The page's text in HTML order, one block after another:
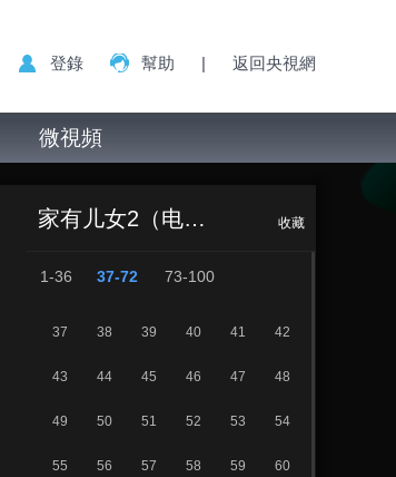
登錄 幫助 | 返回央視網
微視頻
家有儿女2（电视剧） 收藏
1-36 37-72 73-100
37 38 39 40 41 42
43 44 45 46 47 48
49 50 51 52 53 54
55 56 57 58 59 60